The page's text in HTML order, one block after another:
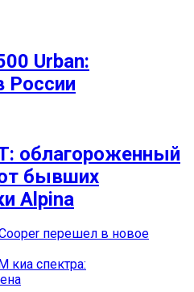
Urban:
России
облагороженный
бывших
Alpina
перешел в новое
киа спектра: